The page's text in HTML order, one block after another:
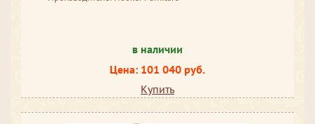
в наличии
Цена: 101 040 руб.
Купить